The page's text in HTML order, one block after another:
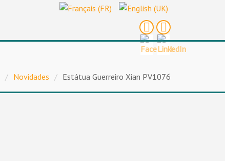
/ Novidades / Estátua Guerreiro Xian PV1076